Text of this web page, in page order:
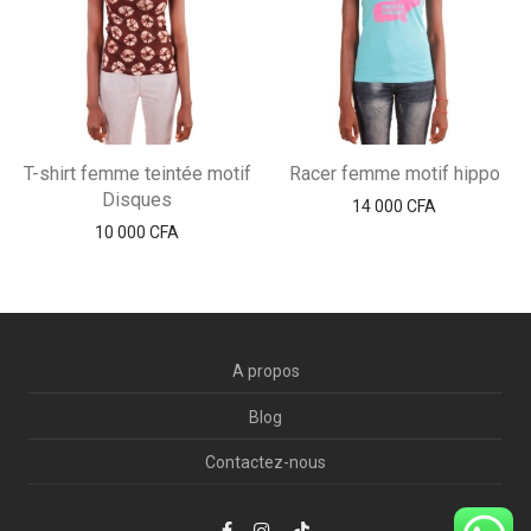
T-shirt femme teintée motif
Disques
10 000 CFA
Racer femme motif hippo
14 000 CFA
A propos
Blog
Contactez-nous